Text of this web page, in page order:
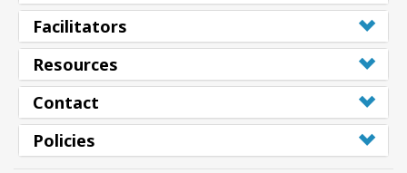
Facilitators
Resources
Contact
Policies